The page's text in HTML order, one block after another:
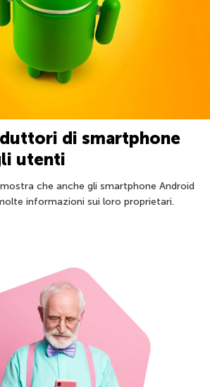
di smartphone
utenti
che anche gli smartphone Android
informazioni sui loro proprietari.